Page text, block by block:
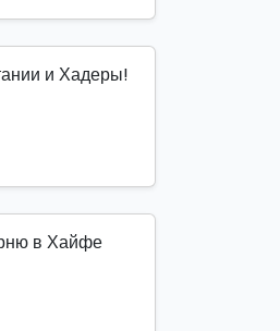
и Хадеры!
в Хайфе